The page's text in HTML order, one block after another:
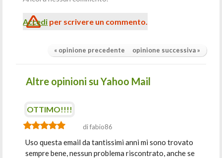
Accedi per scrivere un commento.
« opinione precedente opinione successiva »
Altre opinioni su Yahoo Mail
OTTIMO!!!!
di fabio86
Uso questa email da tantissimi anni mi sono trovato
sempre bene, nessun problema riscontrato, anche se